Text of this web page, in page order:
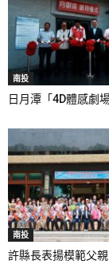
南投
日月潭「4D體感劇
南投
許縣長表揚模範父